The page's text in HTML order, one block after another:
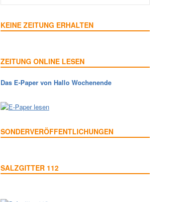
KEINE ZEITUNG ERHALTEN
ZEITUNG ONLINE LESEN
Das E-Paper von Hallo Wochenende
SONDERVERÖFFENTLICHUNGEN
SALZGITTER 112